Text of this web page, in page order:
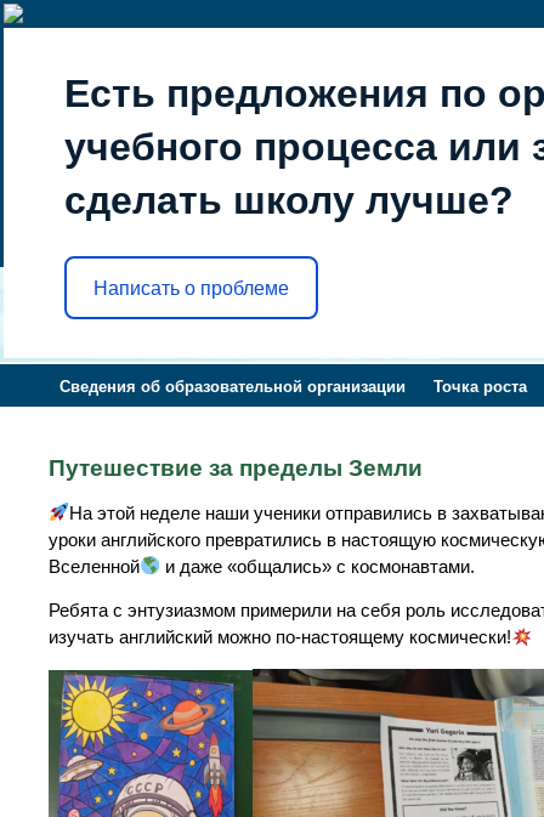
Есть предложения по
учебного процесса или
сделать школу лучше?
Написать о проблеме
Сведения об образовательной организации Точка роста
Путешествие за пределы Земли
На этой неделе наши ученики отправились в
уроки английского превратились в настоящую
Вселенной
и даже «общались» с космонавтами.
Ребята с энтузиазмом примерили на себя роль
изучать английский можно по-настоящему космически!